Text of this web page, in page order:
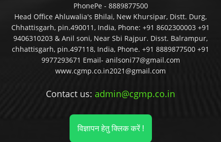
PhonePe - 8889877500
Head Office Ahluwalia's Bhilai, New Khursipar, Distt. Durg,
Chhattisgarh, pin.490011, India, Phone: +91 8602300003 +91
9406310203 & Anil soni, Near Sbi Rajpur. Disst. Balrampur,
chhattisgarh, pin.497118, India, Phone. +91 8889877500 +91
9977293671 Email- anilsoni77@gmail.com
www.cgmp.co.in2021@gmail.com
Contact us: admin@cgmp.co.in
विज्ञापन हेतु क्लिक करें !